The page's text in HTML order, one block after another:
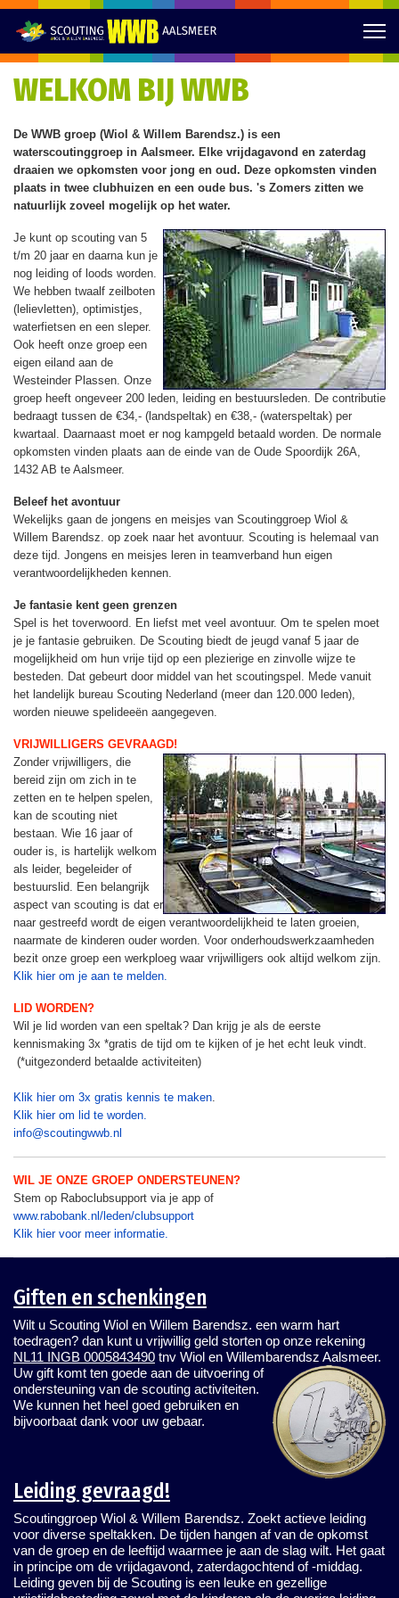
WELKOM BIJ WWB
De WWB groep (Wiol & Willem Barendsz.) is een
waterscoutinggroep in Aalsmeer. Elke vrijdagavond en zaterdag
draaien we opkomsten voor jong en oud. Deze opkomsten vinden
plaats in twee clubhuizen en een oude bus. 's Zomers zitten we
natuurlijk zoveel mogelijk op het water.
Je kunt op scouting van 5
t/m 20 jaar en daarna kun je
nog leiding of loods worden.
We hebben twaalf zeilboten
(lelievletten), optimistjes,
waterfietsen en een sleper.
Ook heeft onze groep een
eigen eiland aan de
Westeinder Plassen. Onze
groep heeft ongeveer 200 leden, leiding en bestuursleden. De contributie
bedraagt tussen de €34,- (landspeltak) en €38,- (waterspeltak) per
kwartaal. Daarnaast moet er nog kampgeld betaald worden. De normale
opkomsten vinden plaats aan de einde van de Oude Spoordijk 26A,
1432 AB te Aalsmeer.
Beleef het avontuur
Wekelijks gaan de jongens en meisjes van Scoutinggroep Wiol &
Willem Barendsz. op zoek naar het avontuur. Scouting is helemaal van
deze tijd. Jongens en meisjes leren in teamverband hun eigen
verantwoordelijkheden kennen.
Je fantasie kent geen grenzen
Spel is het toverwoord. En liefst met veel avontuur. Om te spelen moet
je je fantasie gebruiken. De Scouting biedt de jeugd vanaf 5 jaar de
mogelijkheid om hun vrije tijd op een plezierige en zinvolle wijze te
besteden. Dat gebeurt door middel van het scoutingspel. Mede vanuit
het landelijk bureau Scouting Nederland (meer dan 120.000 leden),
worden nieuwe spelideeën aangegeven.
VRIJWILLIGERS GEVRAAGD!
Zonder vrijwilligers, die
bereid zijn om zich in te
zetten en te helpen spelen,
kan de scouting niet
bestaan. Wie 16 jaar of
ouder is, is hartelijk welkom
als leider, begeleider of
bestuurslid. Een belangrijk
aspect van scouting is dat er
naar gestreefd wordt de eigen verantwoordelijkheid te laten groeien,
naarmate de kinderen ouder worden. Voor onderhoudswerkzaamheden
bezit onze groep een werkploeg waar vrijwilligers ook altijd welkom zijn.
Klik hier om je aan te melden.
LID WORDEN?
Wil je lid worden van een speltak? Dan krijg je als de eerste
kennismaking 3x *gratis de tijd om te kijken of je het echt leuk vindt.
(*uitgezonderd betaalde activiteiten)
Klik hier om 3x gratis kennis te maken.
Klik hier om lid te worden.
info@scoutingwwb.nl
WIL JE ONZE GROEP ONDERSTEUNEN?
Stem op Raboclubsupport via je app of
www.rabobank.nl/leden/clubsupport
Klik hier voor meer informatie.
Giften en schenkingen
Wilt u Scouting Wiol en Willem Barendsz. een warm hart
toedragen? dan kunt u vrijwillig geld storten op onze rekening
NL11 INGB 0005843490 tnv Wiol en Willembarendsz Aalsmeer.
Uw gift komt ten goede aan de uitvoering of
ondersteuning van de scouting activiteiten.
We kunnen het heel goed gebruiken en
bijvoorbaat dank voor uw gebaar.
Leiding gevraagd!
Scoutinggroep Wiol & Willem Barendsz. Zoekt actieve leiding
voor diverse speltakken. De tijden hangen af van de opkomst
van de groep en de leeftijd waarmee je aan de slag wilt. Het gaat
in principe om de vrijdagavond, zaterdagochtend of -middag.
Leiding geven bij de Scouting is een leuke en gezellige